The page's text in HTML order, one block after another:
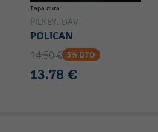
Tapa dura
PILKEY, DAV
POLICAN
14.50 € 5% DTO
13.78 €